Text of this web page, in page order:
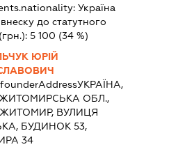
Україна
до статутного
5 100 (34 %)
ЮРІЙ
УКРАЇНА,
ЖИТОМИРСЬКА ОБЛ.,
ЖИТОМИР, ВУЛИЦЯ
БУДИНОК 53,
34